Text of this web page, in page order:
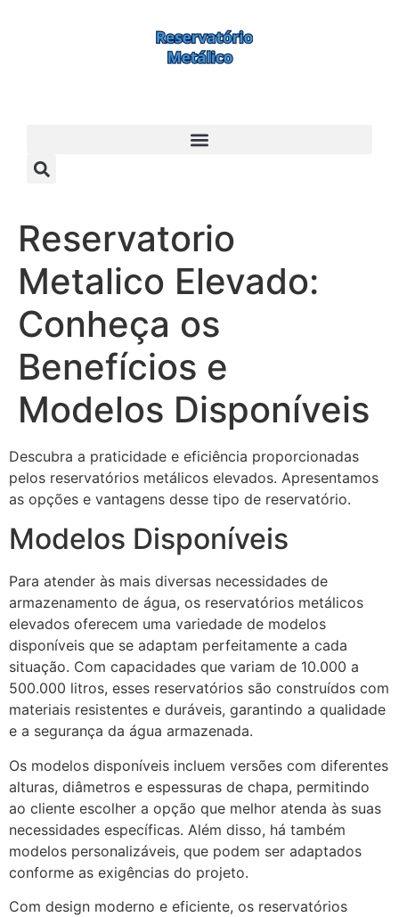
Reservatorio
Metalico Elevado:
Conheça os
Benefícios e
Modelos Disponíveis
Descubra a praticidade e eficiência proporcionadas
pelos reservatórios metálicos elevados. Apresentamos
as opções e vantagens desse tipo de reservatório.
Modelos Disponíveis
Para atender às mais diversas necessidades de
armazenamento de água, os reservatórios metálicos
elevados oferecem uma variedade de modelos
disponíveis que se adaptam perfeitamente a cada
situação. Com capacidades que variam de 10.000 a
500.000 litros, esses reservatórios são construídos com
materiais resistentes e duráveis, garantindo a qualidade
e a segurança da água armazenada.
Os modelos disponíveis incluem versões com diferentes
alturas, diâmetros e espessuras de chapa, permitindo
ao cliente escolher a opção que melhor atenda às suas
necessidades específicas. Além disso, há também
modelos personalizáveis, que podem ser adaptados
conforme as exigências do projeto.
Com design moderno e eficiente, os reservatórios